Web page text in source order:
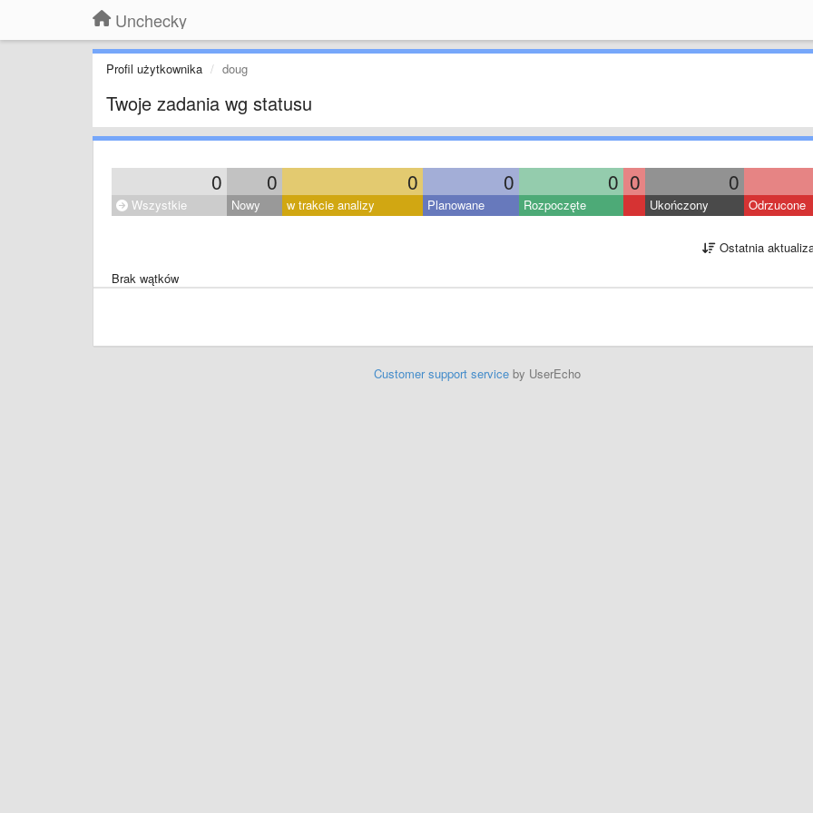
Unchecky
Profil użytkownika doug
Twoje zadania wg statusu
0 0 0 0 0 0 0
Wszystkie Nowy w trakcie analizy Planowane Rozpoczęte Ukończony Odrzucone
Ostatnia
Brak wątków
Customer support serviceby UserEcho